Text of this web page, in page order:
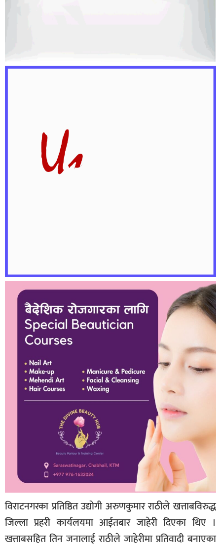
विराटनगरका प्रतिष्ठित उद्योगी अरुणकुमार राठीले खत्ताबविरुद्ध
जिल्ला प्रहरी कार्यलयमा आईतबार जाहेरी दिएका थिए ।
खत्ताबसहित तिन जनालाई राठीले जाहेरीमा प्रतिवादी बनाएका